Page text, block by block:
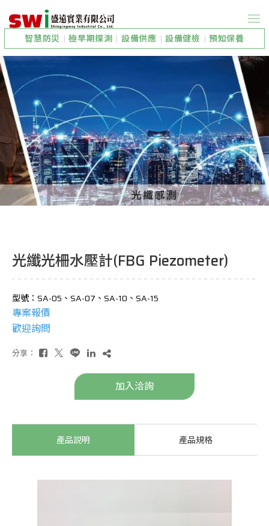
智慧防災 | 極早期探測 | 設備供應 | 設備健檢 | 預知保養
光纖光柵水壓計(FBG Piezometer)
型號：SA-05、SA-07、SA-10、SA-15
專案報價
歡迎詢問
分享：
加入洽詢
產品説明 產品規格